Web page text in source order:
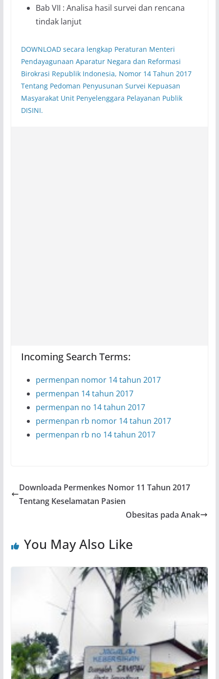
Bab VII : Analisa hasil survei dan rencana
tindak lanjut
DOWNLOAD secara lengkap Peraturan Menteri
Pendayagunaan Aparatur Negara dan Reformasi
Birokrasi Republik Indonesia, Nomor 14 Tahun 2017
Tentang Pedoman Penyusunan Survei Kepuasan
Masyarakat Unit Penyelenggara Pelayanan Publik
DISINI.
Incoming Search Terms:
permenpan nomor 14 tahun 2017
permenpan 14 tahun 2017
permenpan no 14 tahun 2017
permenpan rb nomor 14 tahun 2017
permenpan rb no 14 tahun 2017
Downloada Permenkes Nomor 11 Tahun 2017
Tentang Keselamatan Pasien
Obesitas pada Anak
You May Also Like